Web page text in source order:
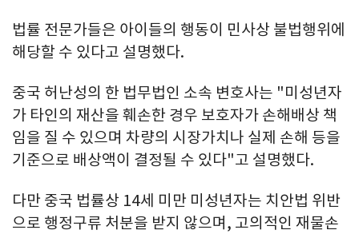
법률 전문가들은 아이들의 행동이 민사상 불법행위에
해당할 수 있다고 설명했다.
중국 허난성의 한 법무법인 소속 변호사는 "미성년자
가 타인의 재산을 훼손한 경우 보호자가 손해배상 책
임을 질 수 있으며 차량의 시장가치나 실제 손해 등을
기준으로 배상액이 결정될 수 있다"고 설명했다.
다만 중국 법률상 14세 미만 미성년자는 치안법 위반
으로 행정구류 처분을 받지 않으며, 고의적인 재물손